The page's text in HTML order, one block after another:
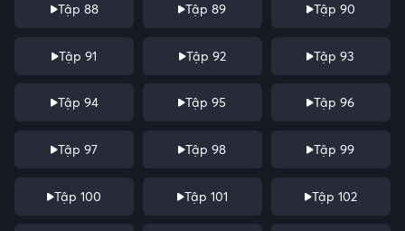
Tập 88 Tập 89 Tập 90
Tập 91 Tập 92 Tập 93
Tập 94 Tập 95 Tập 96
Tập 97 Tập 98 Tập 99
Tập 100 Tập 101 Tập 102